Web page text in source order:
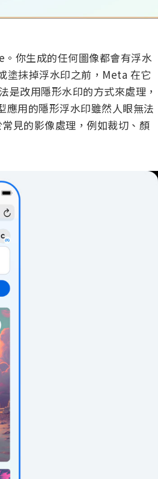
你生成的任何圖像都會有浮水
塗抹掉浮水印之前，Meta 在它
是改用隱形水印的方式來處理，
應用的隱形浮水印雖然人眼無法
見的影像處理，例如裁切、顏